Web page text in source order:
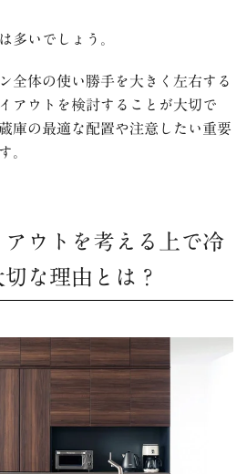
多いでしょう。
全体の使い勝手を大きく左右する
アウトを検討することが大切で
庫の最適な配置や注意したい重要
。
ウトを考える上で冷
な理由とは？